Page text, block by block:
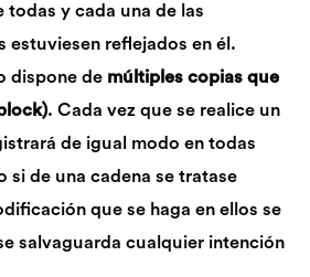
todas y cada una de las
estuviesen reflejados en él.
dispone de múltiples copias que
. Cada vez que se realice un
de igual modo en todas
si de una cadena se tratase
que se haga en ellos se
salvaguarda cualquier intención